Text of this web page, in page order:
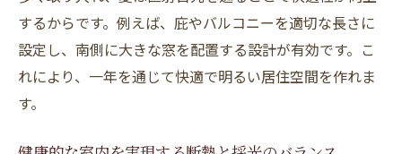
するからです。例えば、庇やバルコニーを適切な長さに
設定し、南側に大きな窓を配置する設計が有効です。こ
れにより、一年を通じて快適で明るい居住空間を作れま
す。